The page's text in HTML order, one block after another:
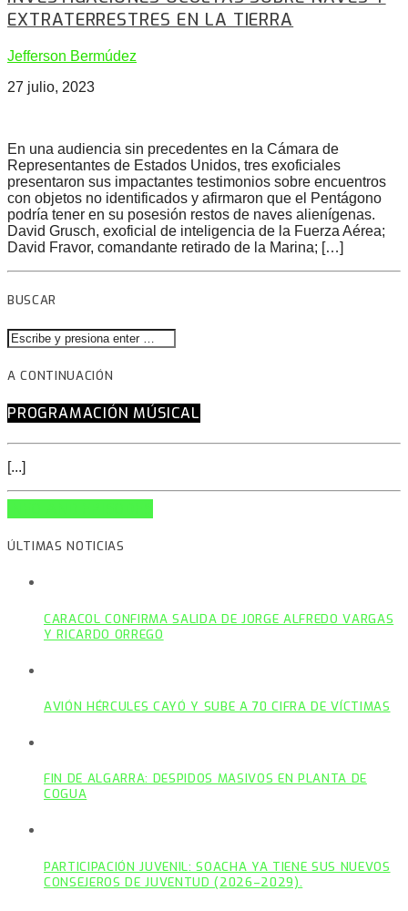
EXTRATERRESTRES EN LA TIERRA
Jefferson Bermúdez
27 julio, 2023
En una audiencia sin precedentes en la Cámara de
Representantes de Estados Unidos, tres exoficiales
presentaron sus impactantes testimonios sobre encuentros
con objetos no identificados y afirmaron que el Pentágono
podría tener en su posesión restos de naves alienígenas.
David Grusch, exoficial de inteligencia de la Fuerza Aérea;
David Fravor, comandante retirado de la Marina; […]
BUSCAR
A CONTINUACIÓN
PROGRAMACIÓN MÚSICAL
[...]
ÚLTIMAS NOTICIAS
CARACOL CONFIRMA SALIDA DE JORGE ALFREDO VARGAS
Y RICARDO ORREGO
AVIÓN HÉRCULES CAYÓ Y SUBE A 70 CIFRA DE VÍCTIMAS
FIN DE ALGARRA: DESPIDOS MASIVOS EN PLANTA DE
COGUA
PARTICIPACIÓN JUVENIL: SOACHA YA TIENE SUS NUEVOS
CONSEJEROS DE JUVENTUD (2026–2029).